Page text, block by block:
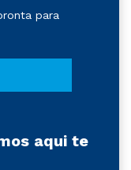
para
aqui te